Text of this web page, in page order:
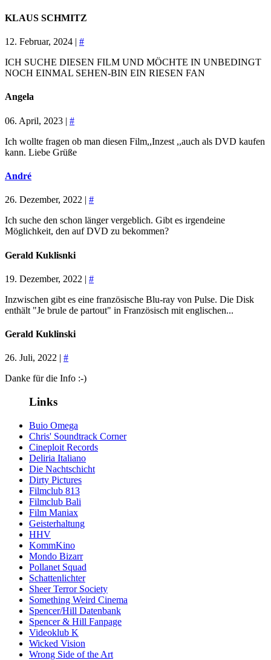
KLAUS SCHMITZ
12. Februar, 2024 | #
ICH SUCHE DIESEN FILM UND MÖCHTE IN UNBEDINGT
NOCH EINMAL SEHEN-BIN EIN RIESEN FAN
Angela
06. April, 2023 | #
Ich wollte fragen ob man diesen Film,,Inzest ,,auch als DVD kaufen
kann. Liebe Grüße
André
26. Dezember, 2022 | #
Ich suche den schon länger vergeblich. Gibt es irgendeine
Möglichkeit, den auf DVD zu bekommen?
Gerald Kuklisnki
19. Dezember, 2022 | #
Inzwischen gibt es eine französische Blu-ray von Pulse. Die Disk
enthält "Je brule de partout" in Französisch mit englischen...
Gerald Kuklinski
26. Juli, 2022 | #
Danke für die Info :-)
Links
Buio Omega
Chris' Soundtrack Corner
Cineploit Records
Deliria Italiano
Die Nachtschicht
Dirty Pictures
Filmclub 813
Filmclub Bali
Film Maniax
Geisterhaltung
HHV
KommKino
Mondo Bizarr
Pollanet Squad
Schattenlichter
Sheer Terror Society
Something Weird Cinema
Spencer/Hill Datenbank
Spencer & Hill Fanpage
Videoklub K
Wicked Vision
Wrong Side of the Art